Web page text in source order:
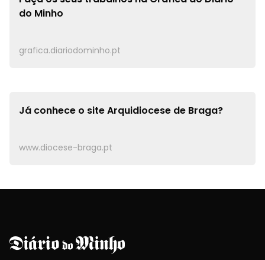
do Minho
grafica.diariodominho.pt
Já conhece o siteArquidiocese de Braga?
www.diocese-braga.pt